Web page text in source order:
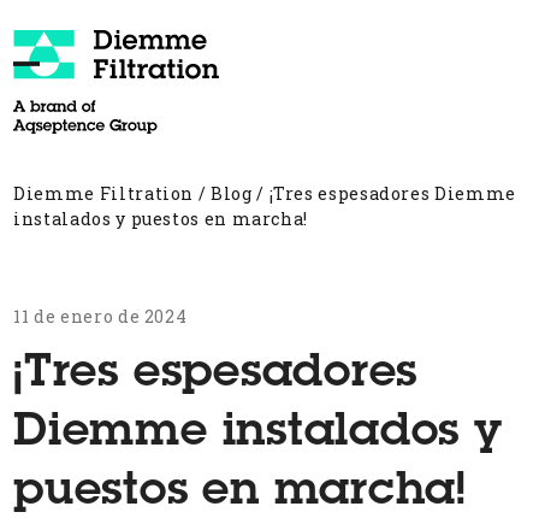
to
content
mobile
mobile
Diemme Filtration /Blog / ¡Tres espesadores Diemme
instalados y puestos en marcha!
11 de enero de 2024
¡Tres espesadores
Diemme instalados y
puestos en marcha!